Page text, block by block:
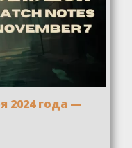
2024 года —